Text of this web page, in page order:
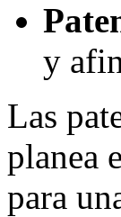
y
Las
planea
para